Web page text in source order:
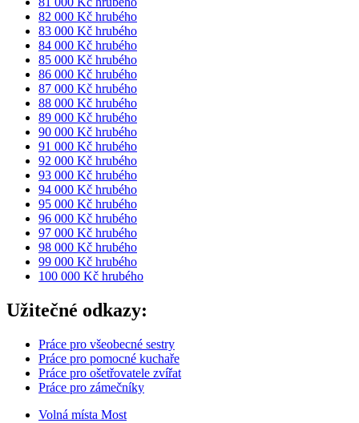
82 000 Kč hrubého
83 000 Kč hrubého
84 000 Kč hrubého
85 000 Kč hrubého
86 000 Kč hrubého
87 000 Kč hrubého
88 000 Kč hrubého
89 000 Kč hrubého
90 000 Kč hrubého
91 000 Kč hrubého
92 000 Kč hrubého
93 000 Kč hrubého
94 000 Kč hrubého
95 000 Kč hrubého
96 000 Kč hrubého
97 000 Kč hrubého
98 000 Kč hrubého
99 000 Kč hrubého
100 000 Kč hrubého
Užitečné odkazy:
Práce pro všeobecné sestry
Práce pro pomocné kuchaře
Práce pro ošetřovatele zvířat
Práce pro zámečníky
Volná místa Most